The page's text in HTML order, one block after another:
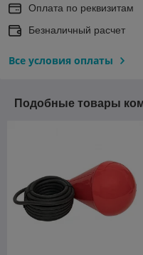
Оплата по реквизитам
Безналичный расчет
Все условия оплаты
Подобные товары